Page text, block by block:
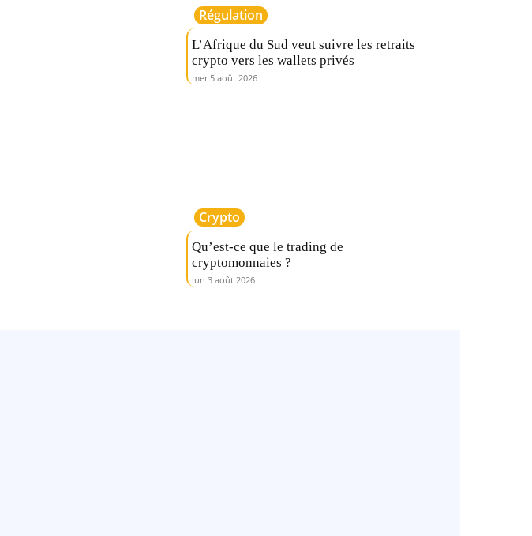
Régulation
L’Afrique du Sud veut suivre les retraits
crypto vers les wallets privés
mer 5 août 2026
Crypto
Qu’est-ce que le trading de
cryptomonnaies ?
lun 3 août 2026